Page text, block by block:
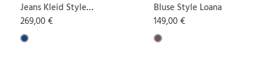
Jeans Kleid Style
Torry
269,00 €
Bluse Style Loana
149,00 €